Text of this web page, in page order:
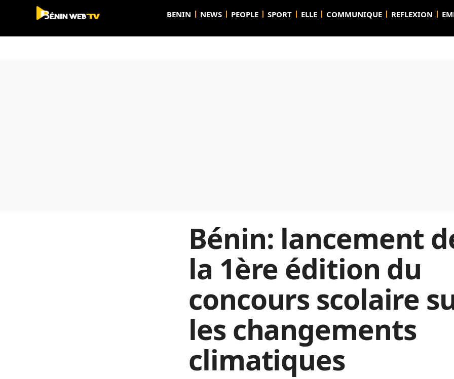
BENIN NEWS PEOPLE SPORT ELLE COMMUNIQUE REFLEXION
Bénin: lancement
la 1ère édition du
concours scolaire
les changements
climatiques